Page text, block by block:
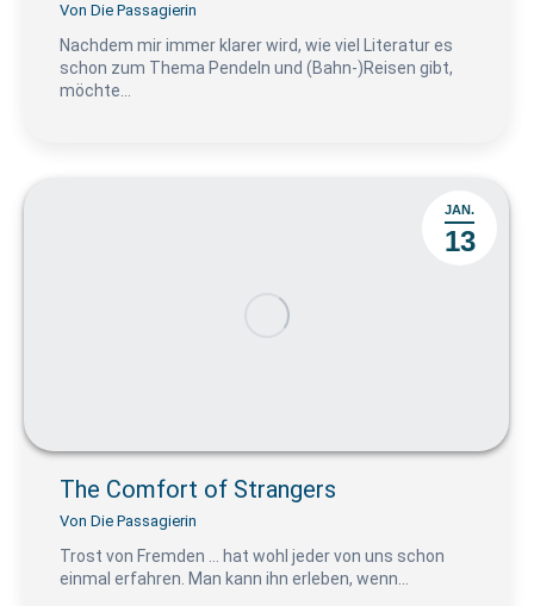
Von Die Passagierin
Nachdem mir immer klarer wird, wie viel Literatur es
schon zum Thema Pendeln und (Bahn-)Reisen gibt,
möchte…
JAN.
13
The Comfort of Strangers
Von Die Passagierin
Trost von Fremden … hat wohl jeder von uns schon
einmal erfahren. Man kann ihn erleben, wenn…